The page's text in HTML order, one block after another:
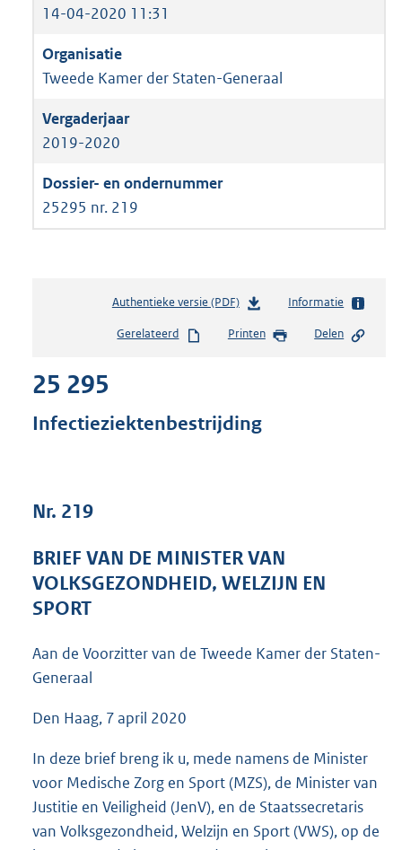
14-04-2020 11:31
Tweede Kamer der Staten-Generaal
2019-2020
25295 nr. 219
Authentieke versie (PDF)b
s
s
e
:
K
Informatie
Gerelateerd Printen Delen
25 295
Infectieziektenbestrijding
Nr. 219
BRIEF VAN DE MINISTER VAN
VOLKSGEZONDHEID, WELZIJN EN
SPORT
Aan de Voorzitter van de Tweede Kamer der Staten-
Generaal
Den Haag, 7 april 2020
In deze brief breng ik u, mede namens de Minister
voor Medische Zorg en Sport (MZS), de Minister van
Justitie en Veiligheid (JenV), en de Staatssecretaris
van Volksgezondheid, Welzijn en Sport (VWS), op de